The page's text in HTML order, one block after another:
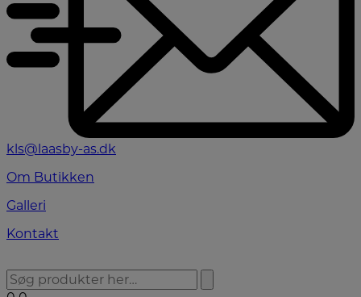
kls@laasby-as.dk
Om Butikken
Galleri
Kontakt